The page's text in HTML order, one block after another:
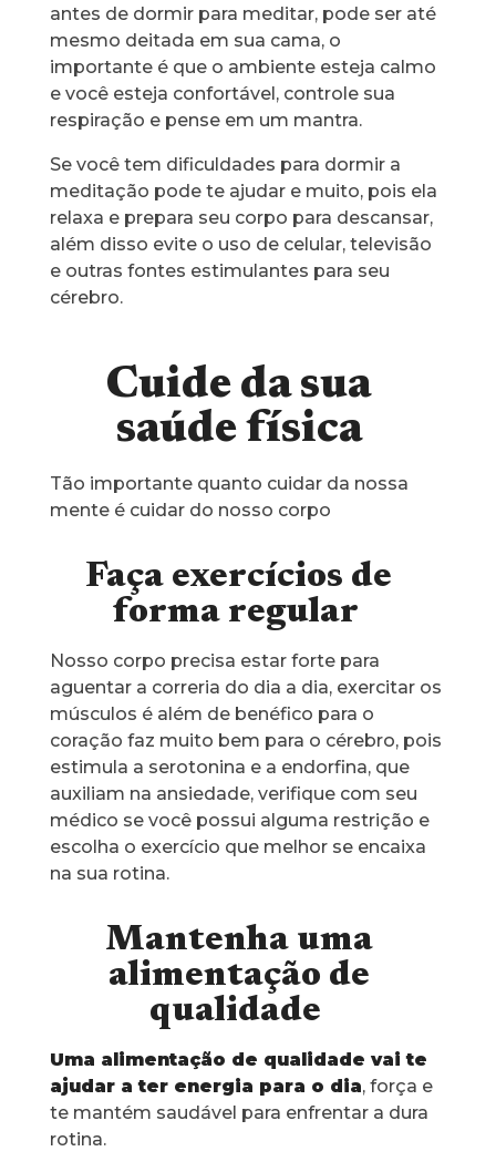
antes de dormir para meditar, pode ser até
mesmo deitada em sua cama, o
importante é que o ambiente esteja calmo
e você esteja confortável, controle sua
respiração e pense em um mantra.
Se você tem dificuldades para dormir a
meditação pode te ajudar e muito, pois ela
relaxa e prepara seu corpo para descansar,
além disso evite o uso de celular, televisão
e outras fontes estimulantes para seu
cérebro.
Cuide da sua
saúde física
Tão importante quanto cuidar da nossa
mente é cuidar do nosso corpo
Faça exercícios de
forma regular
Nosso corpo precisa estar forte para
aguentar a correria do dia a dia, exercitar os
músculos é além de benéfico para o
coração faz muito bem para o cérebro, pois
estimula a serotonina e a endorfina, que
auxiliam na ansiedade, verifique com seu
médico se você possui alguma restrição e
escolha o exercício que melhor se encaixa
na sua rotina.
Mantenha uma
alimentação de
qualidade
Uma alimentação de qualidade vai te
ajudar a ter energia para o dia, força e
te mantém saudável para enfrentar a dura
rotina.